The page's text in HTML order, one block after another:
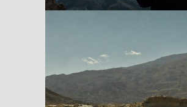
Rabioso